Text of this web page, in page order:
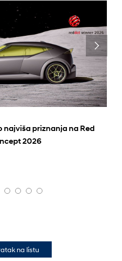
najviša priznanja na Red
2026
na listu